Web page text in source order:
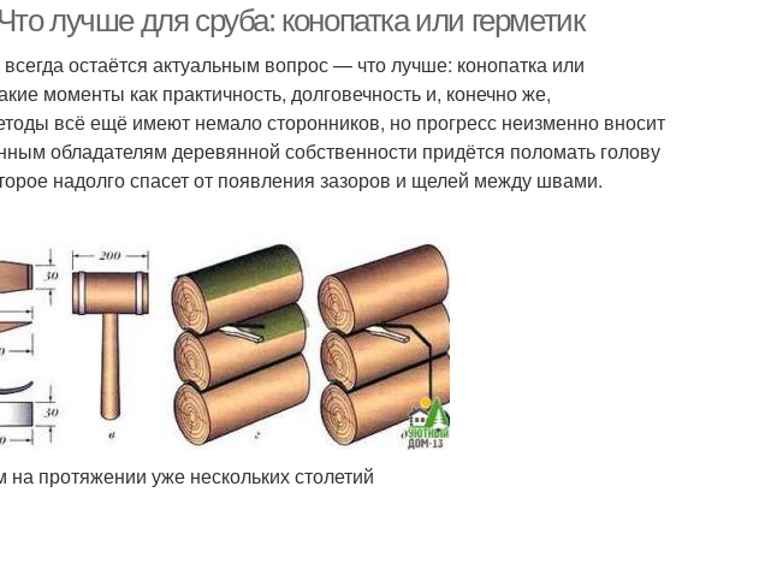
лучше для сруба: конопатка или герметик
остаётся актуальным вопрос — что лучше: конопатка или
моменты как практичность, долговечность и, конечно же,
всё ещё имеют немало сторонников, но прогресс неизменно вносит
обладателям деревянной собственности придётся поломать голову
надолго спасет от появления зазоров и щелей между швами.
протяжении уже нескольких столетий